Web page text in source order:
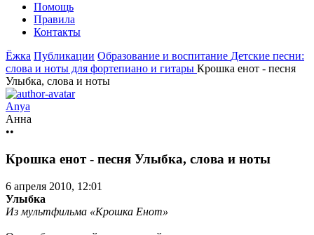
Помощь
Правила
Контакты
Ёжка Публикации Образование и воспитание Детские песни:
слова и ноты для фортепиано и гитары Крошка енот - песня
Улыбка, слова и ноты
Anya
Анна
••
Крошка енот - песня Улыбка, слова и ноты
6 апреля 2010, 12:01
Улыбка
Из мультфильма «Крошка Енот»